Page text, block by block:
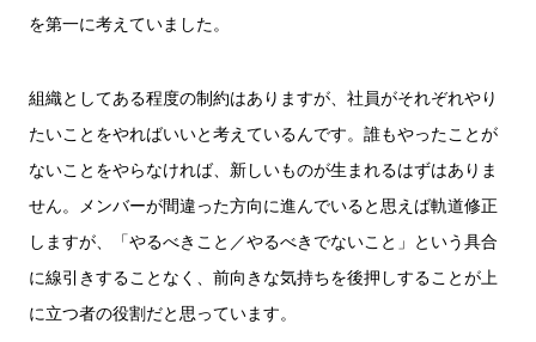
を第一に考えていました。
組織としてある程度の制約はありますが、社員がそれぞれやり
たいことをやればいいと考えているんです。誰もやったことが
ないことをやらなければ、新しいものが生まれるはずはありま
せん。メンバーが間違った方向に進んでいると思えば軌道修正
しますが、「やるべきこと／やるべきでないこと」という具合
に線引きすることなく、前向きな気持ちを後押しすることが上
に立つ者の役割だと思っています。